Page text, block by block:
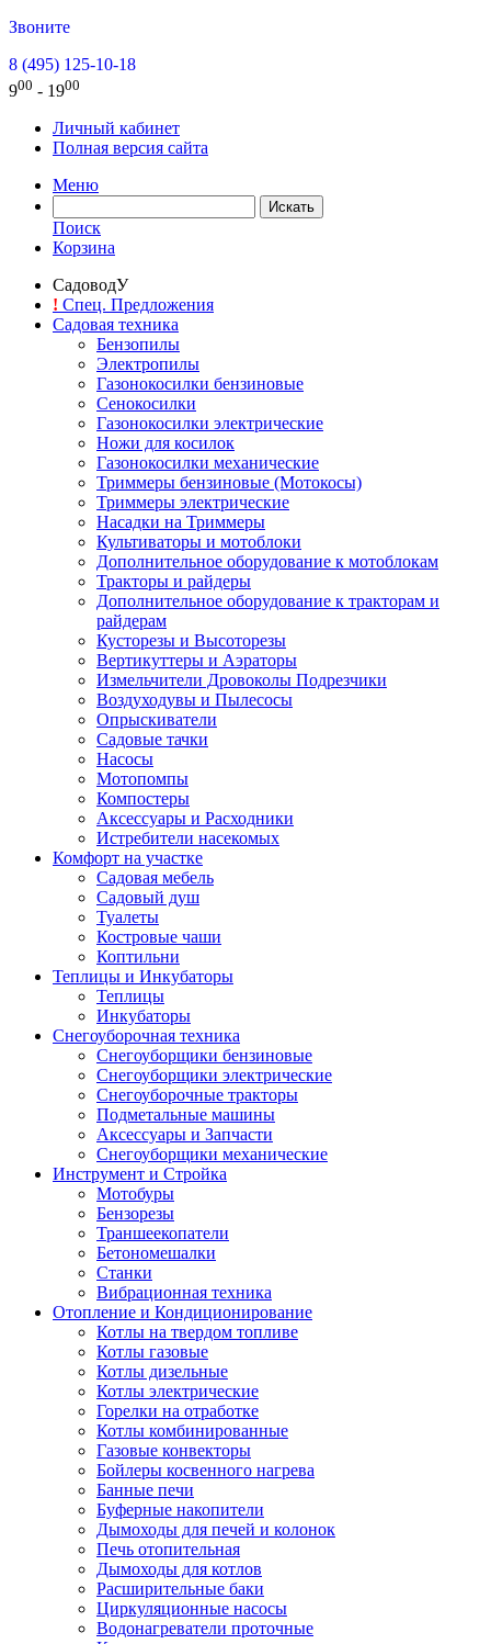
Звоните
8 (495) 125-10-18
900 - 1900
Личный кабинет
Полная версия сайта
Меню
Поиск
Корзина
СадоводУ
! Спец. Предложения
Садовая техника
Бензопилы
Электропилы
Газонокосилки бензиновые
Сенокосилки
Газонокосилки электрические
Ножи для косилок
Газонокосилки механические
Триммеры бензиновые (Мотокосы)
Триммеры электрические
Насадки на Триммеры
Культиваторы и мотоблоки
Дополнительное оборудование к мотоблокам
Тракторы и райдеры
Дополнительное оборудование к тракторам и
райдерам
Кусторезы и Высоторезы
Вертикуттеры и Аэраторы
Измельчители Дровоколы Подрезчики
Воздуходувы и Пылесосы
Опрыскиватели
Садовые тачки
Насосы
Мотопомпы
Компостеры
Аксессуары и Расходники
Истребители насекомых
Комфорт на участке
Садовая мебель
Садовый душ
Туалеты
Костровые чаши
Коптильни
Теплицы и Инкубаторы
Теплицы
Инкубаторы
Снегоуборочная техника
Снегоуборщики бензиновые
Снегоуборщики электрические
Снегоуборочные тракторы
Подметальные машины
Аксессуары и Запчасти
Снегоуборщики механические
Инструмент и Стройка
Мотобуры
Бензорезы
Траншеекопатели
Бетономешалки
Станки
Вибрационная техника
Отопление и Кондиционирование
Котлы на твердом топливе
Котлы газовые
Котлы дизельные
Котлы электрические
Горелки на отработке
Котлы комбинированные
Газовые конвекторы
Бойлеры косвенного нагрева
Банные печи
Буферные накопители
Дымоходы для печей и колонок
Печь отопительная
Дымоходы для котлов
Расширительные баки
Циркуляционные насосы
Водонагреватели проточные